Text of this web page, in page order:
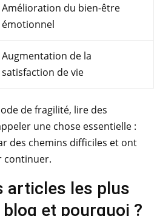
Amélioration du bien-être
émotionnel
Augmentation de la
satisfaction de vie
de fragilité, lire des
une chose essentielle :
des chemins difficiles et ont
continuer.
articles les plus
et pourquoi ?